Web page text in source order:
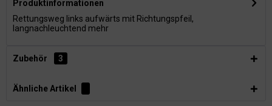
Produktinformationen
Rettungsweg links aufwärts mit Richtungspfeil,
langnachleuchtend mehr
Zubehör 3
Ähnliche Artikel